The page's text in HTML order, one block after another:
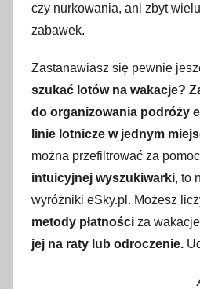
czy nurkowania, ani zbyt
zabawek.
Zastanawiasz się pewnie
szukać lotów na wakacje?
do organizowania podróży
linie lotnicze w jednym
można przefiltrować za
intuicyjnej wyszukiwarki, to
wyróżniki eSky.pl. Możesz
metody płatności za
jej na raty lub odroczenie.